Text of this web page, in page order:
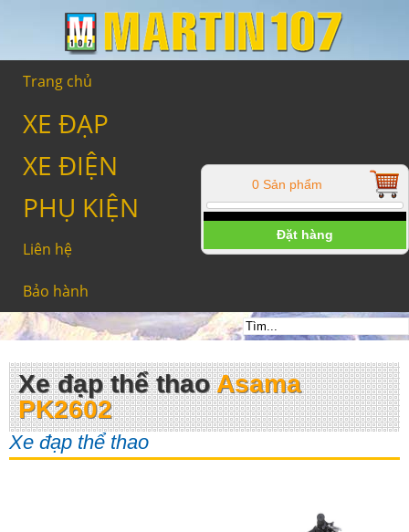
0 Sản phẩm
Đặt hàng
Trang chủ
XE ĐẠP
XE ĐIỆN
PHỤ KIỆN
Liên hệ
Bảo hành
Xe đạp thể thaoAsama
PK2602
Xe đạp thể thao